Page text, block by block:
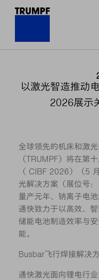
以激光智造推动
2026展示
全球领先的机床和激
（TRUMPF）将在第
（ CIBF 2026）（5
光解决方案（展位号
量产元年、钠离子电
通快致力于以高效、
储能电池制造效率与
能。
Busbar飞行焊接解决
通快激光面向锂电行